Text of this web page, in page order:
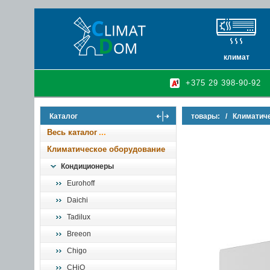
климат
кондиционеры
очистители и
осушители
+375 29 398-90-92
Каталог
Весь каталог
Климатическое оборудование
Кондиционеры
Eurohoff
Daichi
Tadilux
Breeon
Chigo
CHiQ
товары: /